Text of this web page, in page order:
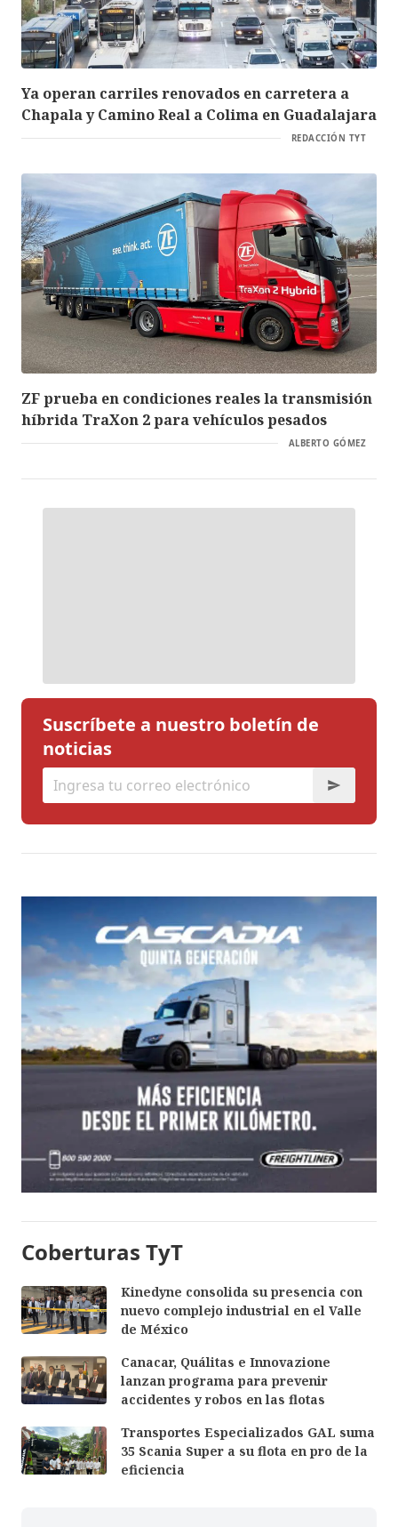
Ya operan carriles renovados en carretera a
Chapala y Camino Real a Colima en Guadalajara
REDACCIÓN TYT
ZF prueba en condiciones reales la transmisión
híbrida TraXon 2 para vehículos pesados
ALBERTO GÓMEZ
Suscríbete a nuestro boletín de
noticias
Coberturas TyT
Kinedyne consolida su presencia con
nuevo complejo industrial en el Valle
de México
Canacar, Quálitas e Innovazione
lanzan programa para prevenir
accidentes y robos en las flotas
Transportes Especializados GAL suma
35 Scania Super a su flota en pro de la
eficiencia